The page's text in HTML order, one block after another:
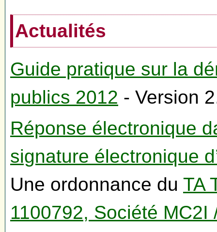
Actualités
Guide pratique sur la
publics 2012 - Version
Réponse électronique
signature électronique
Une ordonnance du TA
1100792, Société MC2I